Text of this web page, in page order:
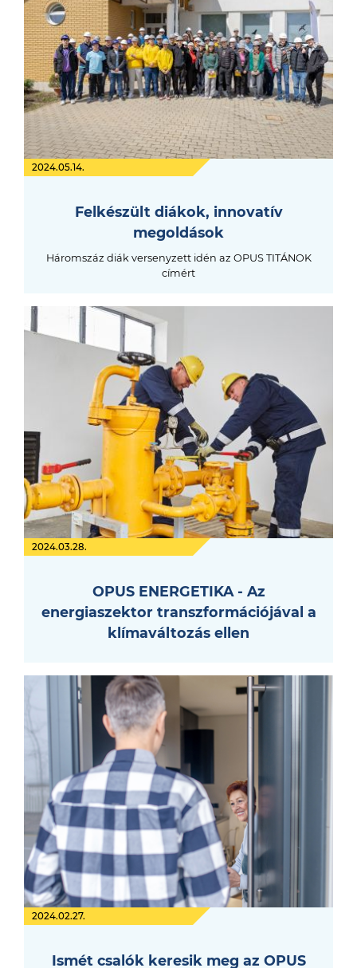
2024.05.14.
Felkészült diákok, innovatív
megoldások
Háromszáz diák versenyzett idén az OPUS TITÁNOK
címért
2024.03.28.
OPUS ENERGETIKA - Az
energiaszektor transzformációjával a
klímaváltozás ellen
2024.02.27.
Ismét csalók keresik meg az OPUS